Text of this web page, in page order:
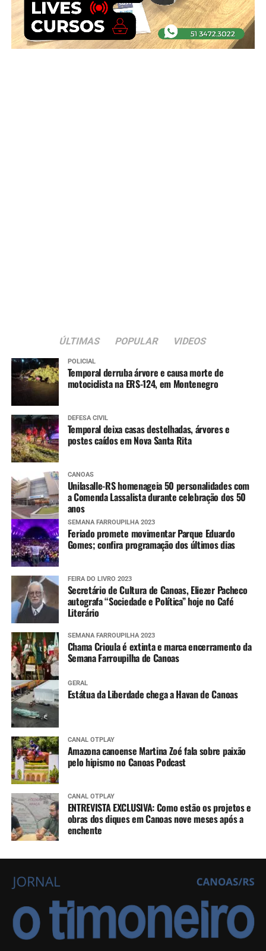
ÚLTIMAS POPULAR VIDEOS
POLICIAL
Temporal derruba árvore e causa morte de
motociclista na ERS-124, em Montenegro
DEFESA CIVIL
Temporal deixa casas destelhadas, árvores e
postes caídos em Nova Santa Rita
CANOAS
Unilasalle-RS homenageia 50 personalidades com
a Comenda Lassalista durante celebração dos 50
anos
SEMANA FARROUPILHA 2023
Feriado promete movimentar Parque Eduardo
Gomes; confira programação dos últimos dias
FEIRA DO LIVRO 2023
Secretário de Cultura de Canoas, Eliezer Pacheco
autografa “Sociedade e Política” hoje no Café
Literário
SEMANA FARROUPILHA 2023
Chama Crioula é extinta e marca encerramento da
Semana Farroupilha de Canoas
GERAL
Estátua da Liberdade chega a Havan de Canoas
CANAL OTPLAY
Amazona canoense Martina Zoé fala sobre paixão
pelo hipismo no Canoas Podcast
CANAL OTPLAY
ENTREVISTA EXCLUSIVA: Como estão os projetos e
obras dos diques em Canoas nove meses após a
enchente